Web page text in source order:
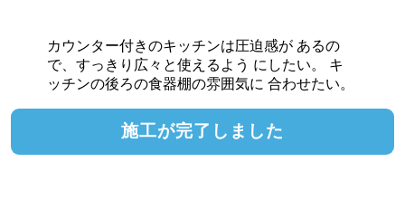
カウンター付きのキッチンは圧迫感が あるの
で、すっきり広々と使えるよう にしたい。 キ
ッチンの後ろの食器棚の雰囲気に 合わせたい。
施工が完了しました